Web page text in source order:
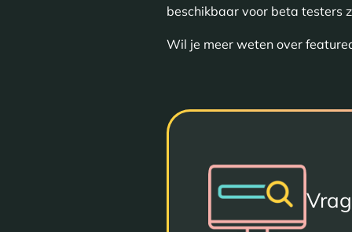
beschikbaar voor beta testers
Wil je meer weten over